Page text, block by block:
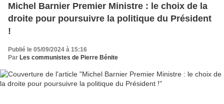
Michel Barnier Premier Ministre : le choix de la
droite pour poursuivre la politique du Président
!
Publié le 05/09/2024 à 15:16
Par Les communistes de Pierre Bénite